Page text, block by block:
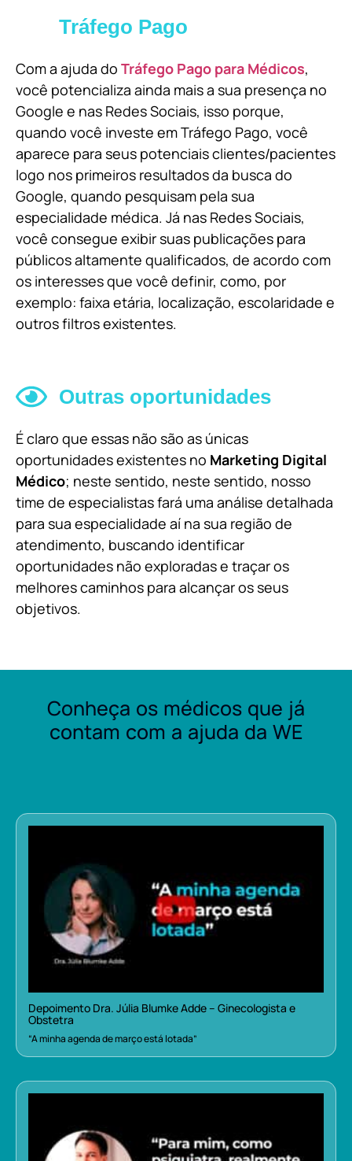
Tráfego Pago
Com a ajuda do Tráfego Pago para Médicos,
você potencializa ainda mais a sua presença no
Google e nas Redes Sociais, isso porque,
quando você investe em Tráfego Pago, você
aparece para seus potenciais clientes/pacientes
logo nos primeiros resultados da busca do
Google, quando pesquisam pela sua
especialidade médica. Já nas Redes Sociais,
você consegue exibir suas publicações para
públicos altamente qualificados, de acordo com
os interesses que você definir, como, por
exemplo: faixa etária, localização, escolaridade e
outros filtros existentes.
Outras oportunidades
É claro que essas não são as únicas
oportunidades existentes no Marketing Digital
Médico; neste sentido, neste sentido, nosso
time de especialistas fará uma análise detalhada
para sua especialidade aí na sua região de
atendimento, buscando identificar
oportunidades não exploradas e traçar os
melhores caminhos para alcançar os seus
objetivos.
Conheça os médicos que já
contam com a ajuda da WE
Depoimento Dra. Júlia Blumke Adde – Ginecologista e
Obstetra
“A minha agenda de março está lotada”